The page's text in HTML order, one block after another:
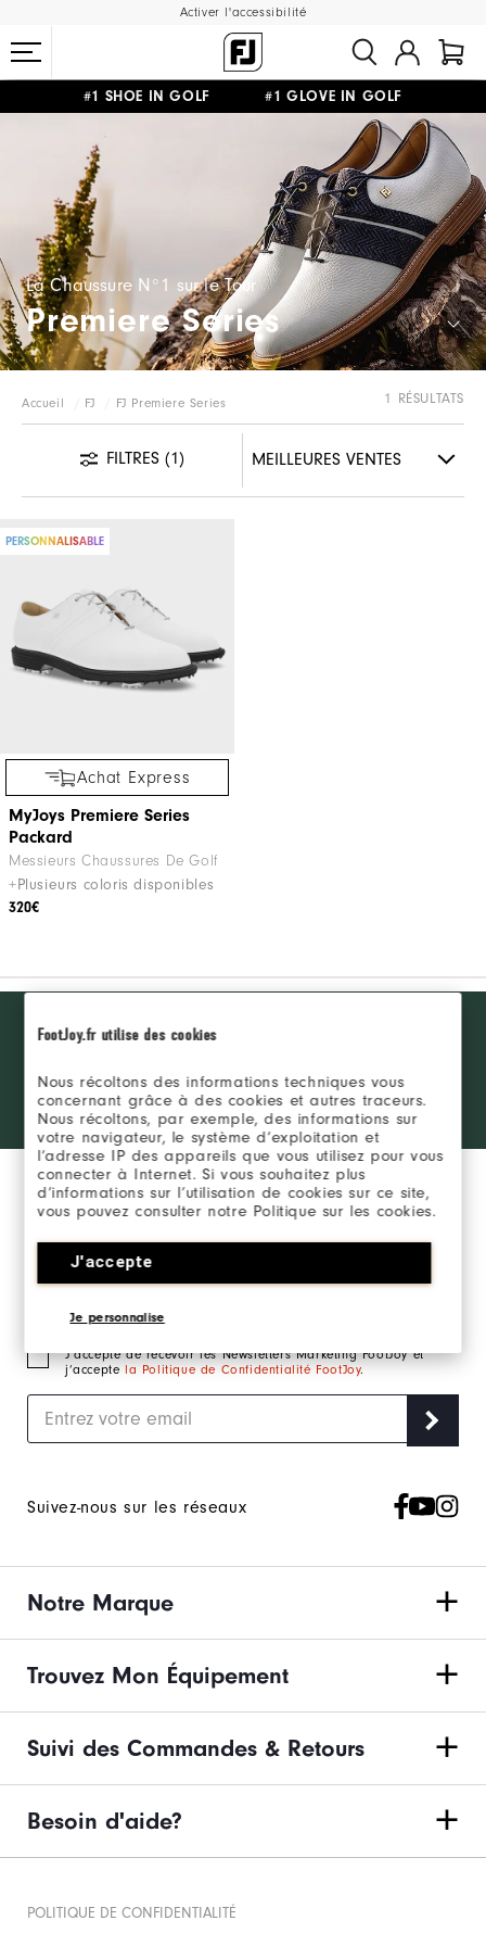
FootJoy.fr utilise des cookies
Nous récoltons des informations techniques vous
concernant grâce à des cookies et autres traceurs.
Nous récoltons, par exemple, des informations sur
votre navigateur, le système d’exploitation et
l’adresse IP des appareils que vous utilisez pour vous
connecter à Internet. Si vous souhaitez plus
d’informations sur l’utilisation de cookies sur ce site,
vous pouvez consulter notre Politique sur les cookies.
J'accepte
Je personnalise
Activer l'accessibilité
#1 SHOE IN GOLF #1 GLOVE IN GOLF
RETOUR GRATUIT
La Chaussure N°1 sur le Tour
Premiere Series
Accueil FJ FJ Premiere Series 1 RÉSULTATS
FILTRES (1)
PERSONNALISABLE
Achat Express
MyJoys Premiere Series
Packard
Messieurs Chaussures De Golf
+Plusieurs coloris disponibles
320€
the ropes
exclusive
products?
Learn More
SE CONNECTER
Inscrivez-vous à notre newsletter marketing et
recevez en exclusivité les actualités FootJoy.
J‘accepte de recevoir les Newsletters Marketing FootJoy et
j’accepte la Politique de Confidentialité FootJoy.
Suivez-nous sur les réseaux
Notre Marque
Trouvez Mon Équipement
Suivi des Commandes & Retours
Besoin d'aide?
POLITIQUE DE CONFIDENTIALITÉ